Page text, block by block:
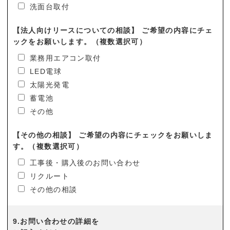
洗面台取付
【法人向けリースについての相談】 ご希望の内容にチェ
ックをお願いします。（複数選択可）
業務用エアコン取付
LED電球
太陽光発電
蓄電池
その他
【その他の相談】 ご希望の内容にチェックをお願いしま
す。（複数選択可）
工事後・購入後のお問い合わせ
リクルート
その他の相談
9.お問い合わせの詳細を